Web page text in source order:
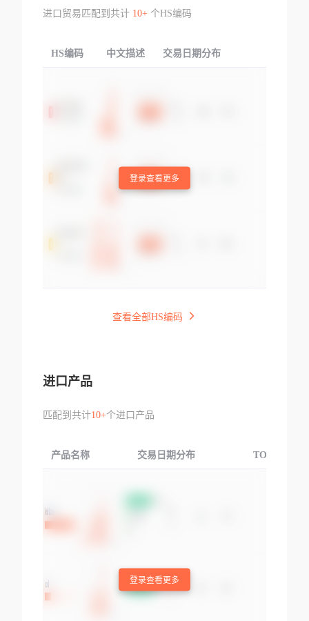
进口贸易匹配到共计 10+个HS编码
HS编码 中文描述 交易日期分布
登录查看更多
查看全部HS编码
进口产品
匹配到共计10+个进口产品
产品名称 交易日期分布 TOP3交易国
登录查看更多